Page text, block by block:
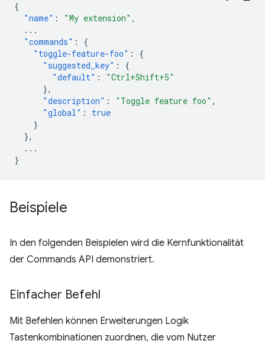
{
"name" : "My extension" ,
...
"commands" :
{
"toggle-feature-foo" :
{
"suggested_key" :
{
"default" :
"Ctrl+Shift+5"
},
"description" : "Toggle feature foo" ,
"global" :
true
}
},
...
}
Beispiele
In den folgenden Beispielen wird die Kernfunktionalität
der Commands API demonstriert.
Einfacher Befehl
Mit Befehlen können Erweiterungen Logik
Tastenkombinationen zuordnen, die vom Nutzer